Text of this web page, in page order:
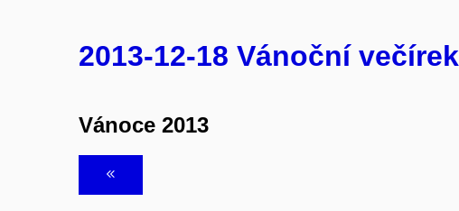
2013-12-18 Vánoční večírek
Vánoce 2013